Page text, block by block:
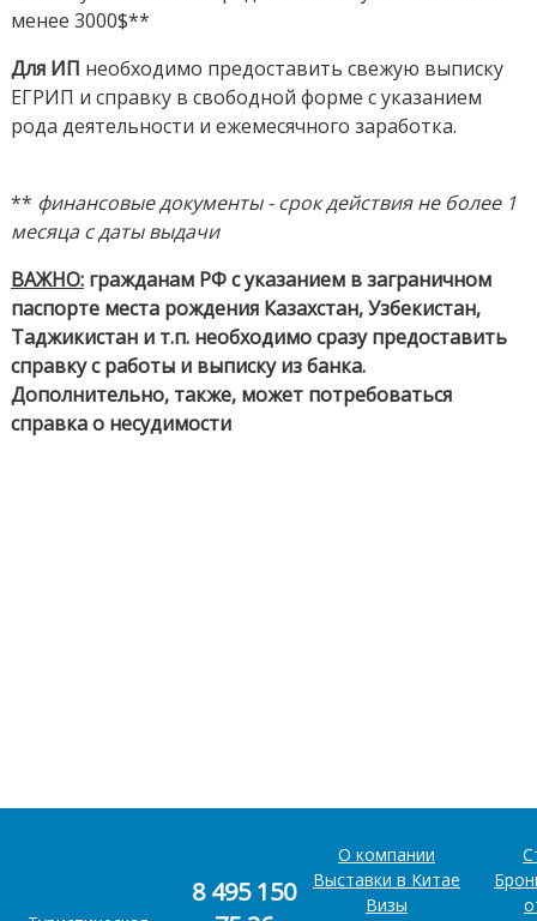
менее 3000$**
Для ИП необходимо предоставить свежую выписку
ЕГРИП и справку в свободной форме с указанием
рода деятельности и ежемесячного заработка.
** финансовые документы - срок действия не более 1
месяца с даты выдачи
ВАЖНО:гражданам РФ с указанием в заграничном
паспорте места рождения Казахстан, Узбекистан,
Таджикистан и т.п. необходимо сразу предоставить
справку с работы и выписку из банка.
Дополнительно, также, может потребоваться
справка о несудимости
О компании
Выставки в Китае
Визы
8 495 150